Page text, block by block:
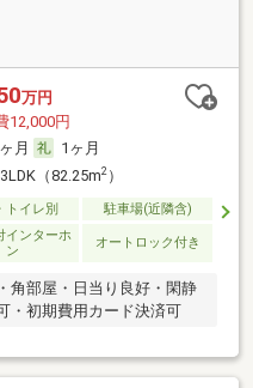
万円
12,000円
月
1ヶ月
（82.25m2）
トイレ別 駐車場(近隣含)
インターホ
ン
オートロック付き
角部屋・日当り良好・閑静
・初期費用カード決済可